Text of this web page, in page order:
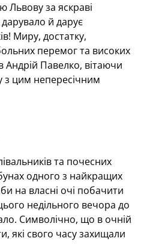
Львову за яскраві
дарувало й дарує
Миру, достатку,
перемог та високих
Павелко, вітаючи
з цим непересічним
та почесних
одного з найкращих
на власні очі побачити
недільного вечора до
Символічно, що в очній
які свого часу захищали